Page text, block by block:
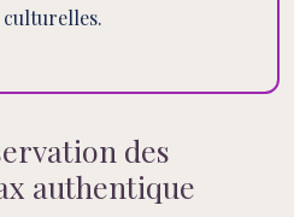
culturelles.
des
authentique